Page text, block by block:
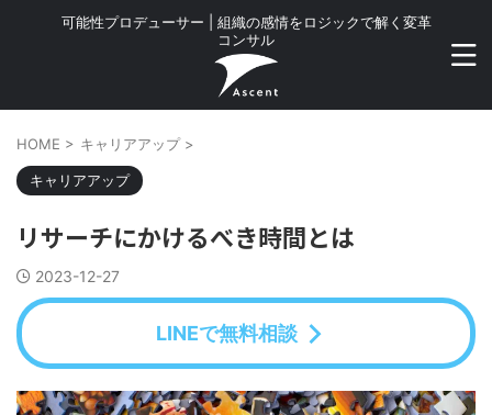
可能性プロデューサー | 組織の感情をロジックで解く変革
コンサル
HOME > キャリアアップ >
キャリアアップ
リサーチにかけるべき時間とは
2023-12-27
LINEで無料相談